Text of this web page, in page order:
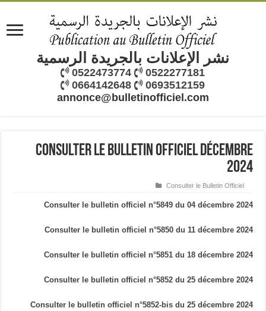
نشر الإعلانات بالجريدة الرسمية
0522473774
0522277181
0664142648
0693512159
annonce@bulletinofficiel.com
Consulter le bulletin officiel décembre
2024
Consulter le Bulletin Officiel
Consulter le bulletin officiel n°5849 du 04 décembre 2024
Consulter le bulletin officiel n°5850 du 11 décembre 2024
Consulter le bulletin officiel n°5851 du 18 décembre 2024
Consulter le bulletin officiel n°5852 du 25 décembre 2024
Consulter le bulletin officiel n°5852-bis du 25 décembre 2024